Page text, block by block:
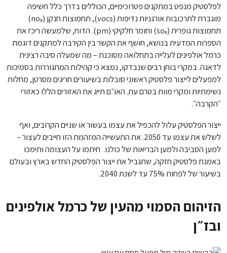
לפלסטיק מנפט במתקנים פטרוכימיים, הכוללים בדרך כלל חשיפה
מוגברת לתרכובות אורגניות נדיפות (vocs), תחמוצות חנקן (noₓ)
תחמוצות גופרית (soₓ) וחומר חלקיקי (pm). הדוח, שלמעשה ריכז את
הספרות המדעית בנושא, חושף את הקשר בין הקירבה למתקנים דוגמת
כרמל אולפינים לעלייה בתחלואה מסוכנת – מה שמעלה סיבה רצינית
לדאגה. במקרי בוחן רבים שנבדקו, נמצא כי קהילות המתגוררות בסמיכות
למפעלים לייצור פלסטיק ראשוני סובלות בשיעורים חריגים מסרטן, מחלות
נשימתיות ומקרי מוות בטרם עת. האו״ם תייג את האזורים הללו כאזורי
״הקרבה״.
ייצור הפלסטיק עלול להכפיל את עצמו בעשור או שניים הקרובים, ואף
לשלש את עצמו עד 2050. את התעשייה המזהמת הזו חייבים לעצור –
למען הסביבה ולמען הבריאות של כולנו. חיתמו על העצומה ותימכו
באמנת פלסטיק חזקה, שתגביל את ייצור הפלסטיק החדש בארץ ובעולם
בשיעור של לפחות 75% עד לשנת 2040.
הזיהום הסמוי מהעין של כרמל אולפינים
ובז״ן